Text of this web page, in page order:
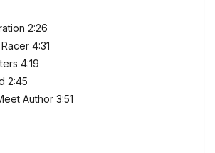
2:26
4:31
4:19
2:45
Author 3:51